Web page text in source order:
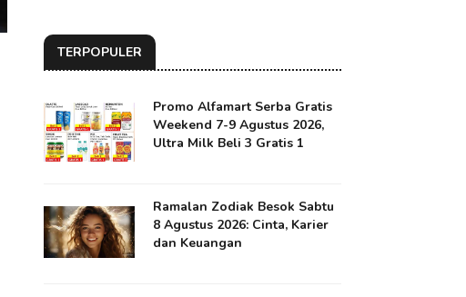
TERPOPULER
Promo Alfamart Serba Gratis
Weekend 7-9 Agustus 2026,
Ultra Milk Beli 3 Gratis 1
Ramalan Zodiak Besok Sabtu
8 Agustus 2026: Cinta, Karier
dan Keuangan